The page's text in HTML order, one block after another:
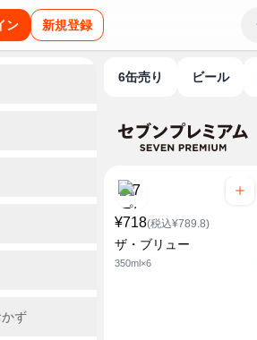
ン 新規登録
6缶売り ビール
¥718(税込¥789.8)
ザ・ブリュー
350ml×6
かず